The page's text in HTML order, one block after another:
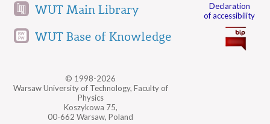
WUT Main Library
WUT Base of Knowledge
© 1998-2026
Warsaw University of Technology, Faculty of
Physics
Koszykowa 75,
00-662 Warsaw, Poland
Declaration
of accessibility